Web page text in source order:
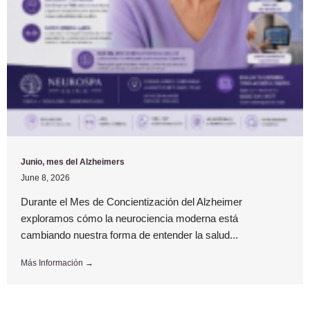
Junio, mes del Alzheimers
June 8, 2026
Durante el Mes de Concientización del Alzheimer
exploramos cómo la neurociencia moderna está
cambiando nuestra forma de entender la salud...
Más Información →